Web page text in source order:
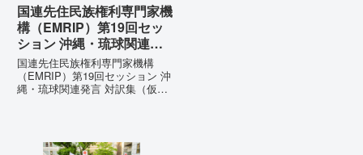
国連先住民族権利専門家機
構（EMRIP）第19回セッ
ション 沖縄・琉球関連発
言 対訳集（仮訳）
国連先住民族権利専門家機構
（EMRIP）第19回セッション 沖
縄・琉球関連発言 対訳集（仮
定、PFAS（有機フッ素化合物）